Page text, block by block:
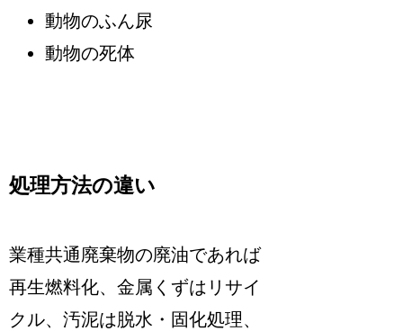
動物のふん尿
動物の死体
処理方法の違い
業種共通廃棄物の廃油であれば
再生燃料化、金属くずはリサイ
クル、汚泥は脱水・固化処理、